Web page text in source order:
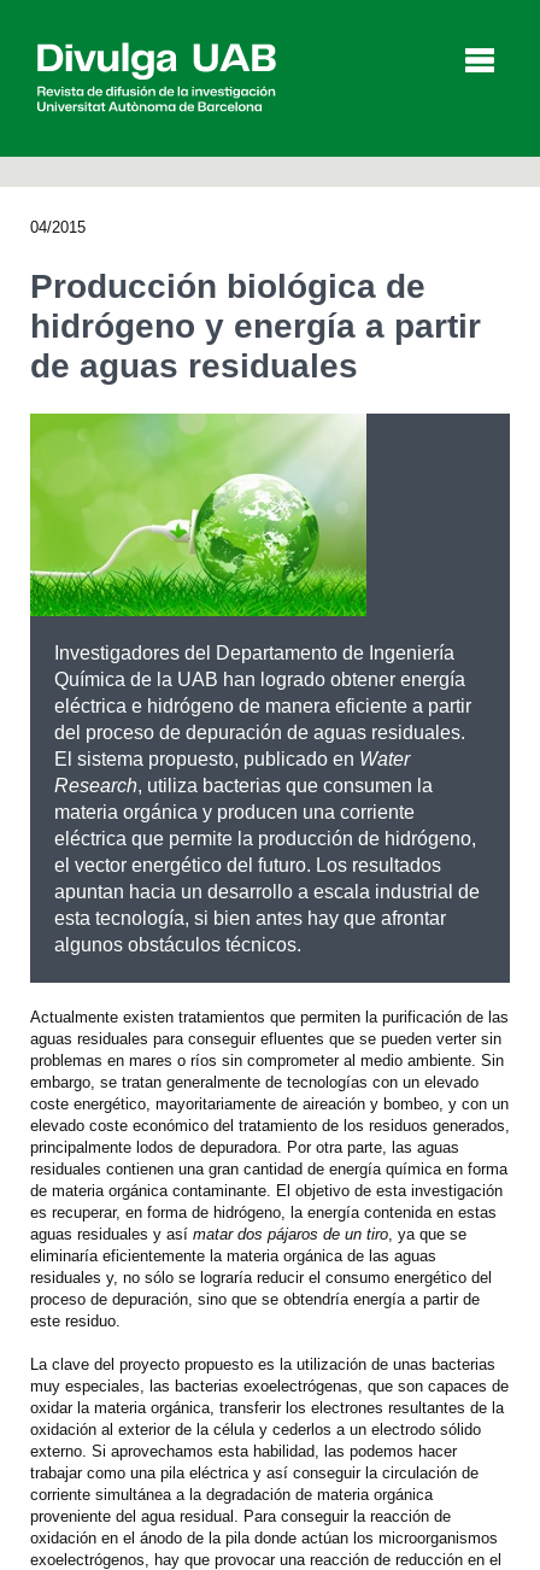
Agenda
Català
BUSCAR
04/2015
Producción biológica de
hidrógeno y energía a partir
de aguas residuales
Investigadores del Departamento de Ingeniería
Química de la UAB han logrado obtener energía
eléctrica e hidrógeno de manera eficiente a partir
del proceso de depuración de aguas residuales.
El sistema propuesto, publicado en Water
Research, utiliza bacterias que consumen la
materia orgánica y producen una corriente
eléctrica que permite la producción de hidrógeno,
el vector energético del futuro. Los resultados
apuntan hacia un desarrollo a escala industrial de
esta tecnología, si bien antes hay que afrontar
algunos obstáculos técnicos.
Actualmente existen tratamientos que permiten la purificación de las
aguas residuales para conseguir efluentes que se pueden verter sin
problemas en mares o ríos sin comprometer al medio ambiente. Sin
embargo, se tratan generalmente de tecnologías con un elevado
coste energético, mayoritariamente de aireación y bombeo, y con un
elevado coste económico del tratamiento de los residuos generados,
principalmente lodos de depuradora. Por otra parte, las aguas
residuales contienen una gran cantidad de energía química en forma
de materia orgánica contaminante. El objetivo de esta investigación
es recuperar, en forma de hidrógeno, la energía contenida en estas
aguas residuales y así matar dos pájaros de un tiro , ya que se
eliminaría eficientemente la materia orgánica de las aguas
residuales y, no sólo se lograría reducir el consumo energético del
proceso de depuración, sino que se obtendría energía a partir de
este residuo.
La clave del proyecto propuesto es la utilización de unas bacterias
muy especiales, las bacterias exoelectrógenas, que son capaces de
oxidar la materia orgánica, transferir los electrones resultantes de la
oxidación al exterior de la célula y cederlos a un electrodo sólido
externo. Si aprovechamos esta habilidad, las podemos hacer
trabajar como una pila eléctrica y así conseguir la circulación de
corriente simultánea a la degradación de materia orgánica
proveniente del agua residual. Para conseguir la reacción de
oxidación en el ánodo de la pila donde actúan los microorganismos
exoelectrógenos, hay que provocar una reacción de reducción en el